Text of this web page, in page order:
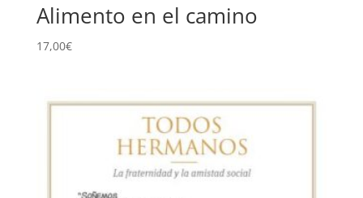
Alimento en el camino
17,00€